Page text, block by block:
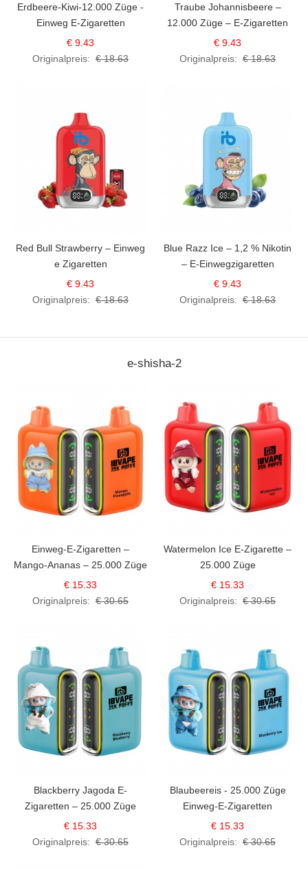
Erdbeere-Kiwi-12.000 Züge -
Einweg E-Zigaretten
€ 9.43
Originalpreis: € 18.63
Traube Johannisbeere –
12.000 Züge – E-Zigaretten
€ 9.43
Originalpreis: € 18.63
Red Bull Strawberry – Einweg
e Zigaretten
€ 9.43
Originalpreis: € 18.63
Blue Razz Ice – 1,2 % Nikotin
– E-Einwegzigaretten
€ 9.43
Originalpreis: € 18.63
e-shisha-2
Einweg-E-Zigaretten –
Mango-Ananas – 25.000 Züge
€ 15.33
Originalpreis: € 30.65
Watermelon Ice E-Zigarette –
25.000 Züge
€ 15.33
Originalpreis: € 30.65
Blackberry Jagoda E-
Zigaretten – 25.000 Züge
€ 15.33
Originalpreis: € 30.65
Blaubeereis - 25.000 Züge
Einweg-E-Zigaretten
€ 15.33
Originalpreis: € 30.65